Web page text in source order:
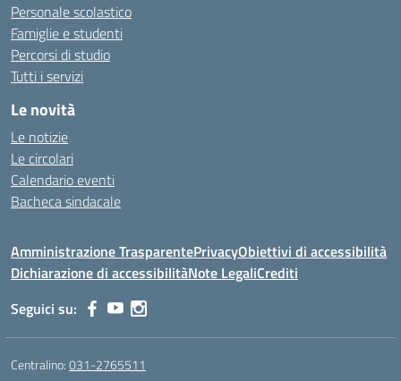
Personale scolastico
Famiglie e studenti
Percorsi di studio
Tutti i servizi
Le novità
Le notizie
Le circolari
Calendario eventi
Bacheca sindacale
Amministrazione TrasparentePrivacyObiettivi di accessibilità
Dichiarazione di accessibilitàNote LegaliCrediti
Seguici su:
Centralino:031-2765511